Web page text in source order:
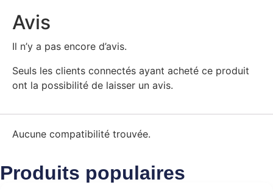
Avis
Il n’y a pas encore d’avis.
Seuls les clients connectés ayant acheté ce produit
ont la possibilité de laisser un avis.
Aucune compatibilité trouvée.
Produits populaires